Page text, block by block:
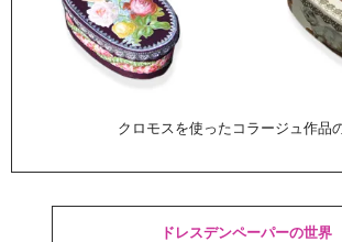
クロモスを使ったコラージュ作品
ドレスデンペーパーの世界